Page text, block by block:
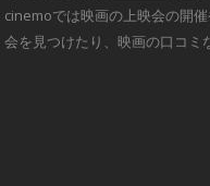
cinemoでは映画の上映会の開
会を見つけたり、映画の口コミ